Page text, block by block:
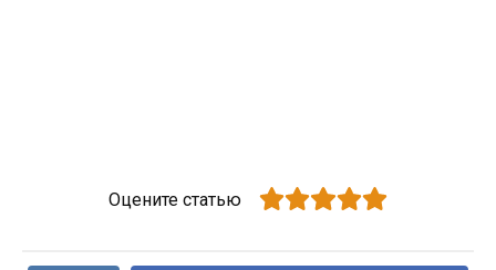
Оцените статью